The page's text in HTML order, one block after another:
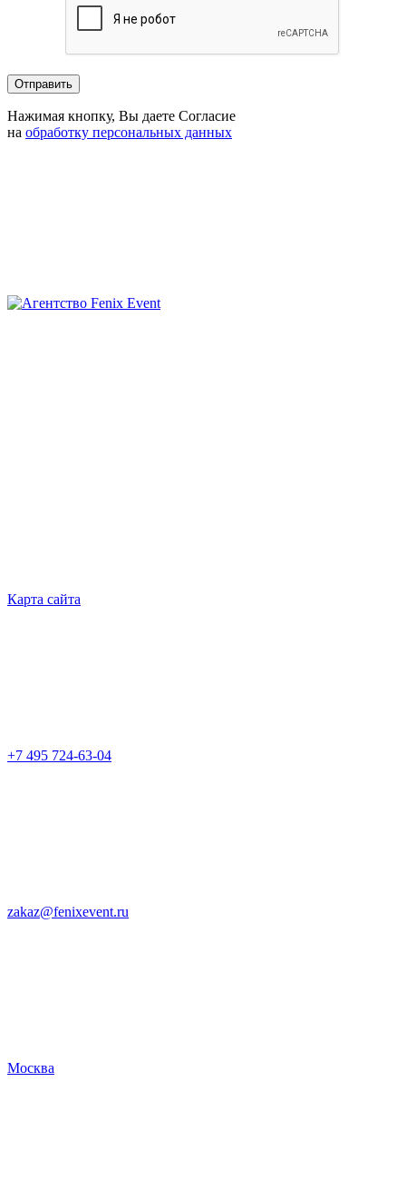
Нажимая кнопку, Вы даете Согласие
на обработку персональных данных
Агентство
Карта сайта
+7 495 724-63-04
zakaz@fenixevent.ru
Москва